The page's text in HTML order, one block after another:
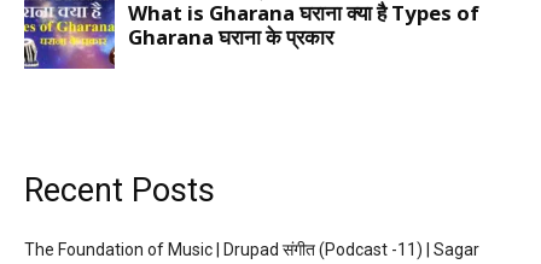
Recent Posts
The Foundation of Music | Drupad संगीत (Podcast -11) | Sagar